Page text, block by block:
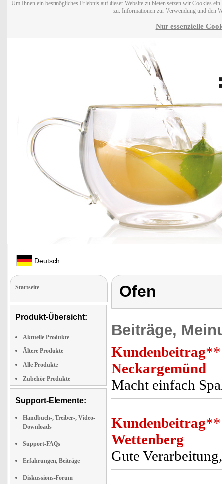
Um Ihnen ein bestmögliches Erlebnis auf dieser Website zu bieten setzen wir Cookies
zu. Informationen zur Verwendung und den
Nur essenzielle
Deutsch
Startseite
Produkt-Übersicht:
Aktuelle Produkte
Ältere Produkte
Alle Produkte
Zubehör Produkte
Support-Elemente:
Handbuch-, Treiber-, Video-
Downloads
Support-FAQs
Erfahrungen, Beiträge
Diskussions-Forum
Ofen
Beiträge,
Kundenbeitrag**
Neckargemünd
Macht einfach
Kundenbeitrag**
Wettenberg
Gute